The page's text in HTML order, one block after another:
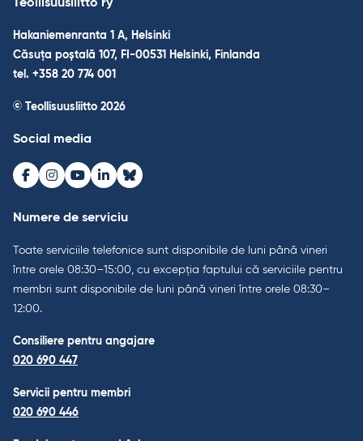
Teollisuusliitto ry
Hakaniemenranta 1 A, Helsinki
Căsuța poștală 107, FI-00531 Helsinki, Finlanda
tel. +358 20 774 001
© Teollisuusliitto 2026
Social media
Facebook
Instagram
Youtube
LinkedInBluesky
Numere de serviciu
Toate serviciile telefonice sunt disponibile de luni până vineri
între orele 08:30–15:00, cu excepția faptului că serviciile pentru
membri sunt disponibile de luni până vineri între orele 08:30–
12:00.
Consiliere pentru angajare
020 690 447
Servicii pentru membri
020 690 446